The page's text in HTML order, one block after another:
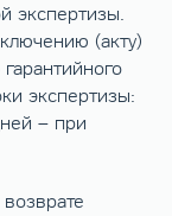
экспертизы.
(акту)
экспертизы:
– при